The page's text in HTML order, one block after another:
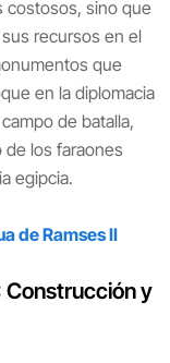
costosos, sino que
recursos en el
que
en la diplomacia
de batalla,
de los faraones
egipcia.
de Ramses II
Construcción y